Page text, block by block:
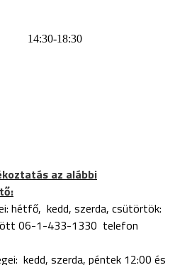
14:30-18:30
az alábbi
hétfő, kedd, szerda, csütörtök:
06-1-433-1330 telefon
kedd, szerda, péntek 12:00 és